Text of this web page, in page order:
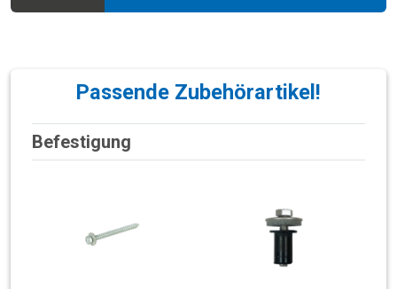
Passende Zubehörartikel!
Befestigung